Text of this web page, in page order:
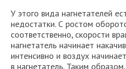
У этого вида нагнетателей
недостатки. С ростом
соответственно, скорости
нагнетатель начинает
интенсивно и воздух
в нагнетатель. Таким